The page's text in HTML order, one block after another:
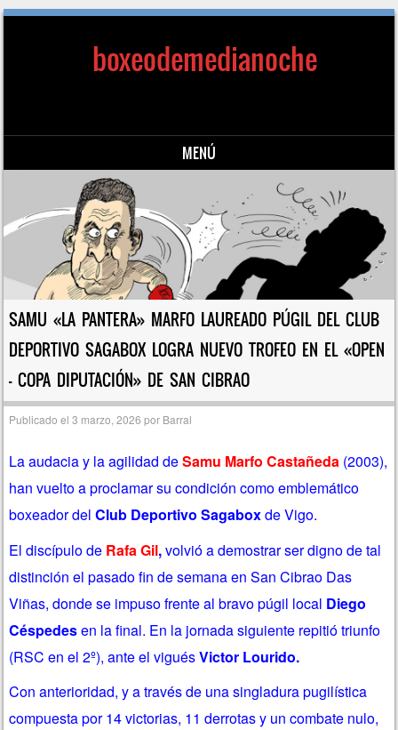
boxeodemedianoche
MENÚ
Saltar al contenido
SAMU «LA PANTERA» MARFO LAUREADO PÚGIL DEL CLUB
DEPORTIVO SAGABOX LOGRA NUEVO TROFEO EN EL «OPEN
– COPA DIPUTACIÓN» DE SAN CIBRAO
Publicado el3 marzo, 2026 por Barral
La audacia y la agilidad deSamu Marfo Castañeda (2003),
han vuelto a proclamar su condición como emblemático
boxeador delClub Deportivo Sagaboxde Vigo.
El discípulo de Rafa Gil,volvió a demostrar ser digno de tal
distinción el pasado fin de semana en San Cibrao Das
Viñas, donde se impuso frente al bravo púgil local Diego
Céspedesen la final. En la jornada siguiente repitió triunfo
(RSC en el 2º), ante el viguésVictor Lourido.
Con anterioridad, y a través de una singladura pugilística
compuesta por 14 victorias, 11 derrotas y un combate nulo,